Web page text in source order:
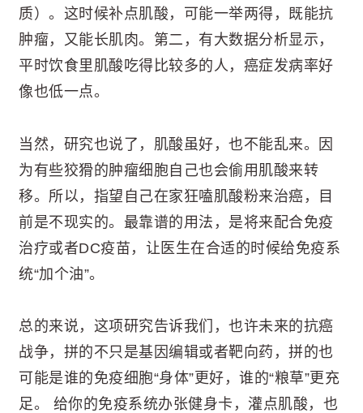
质）。这时候补点肌酸，可能一举两得，既能抗
肿瘤，又能长肌肉。第二，有大数据分析显示，
平时饮食里肌酸吃得比较多的人，癌症发病率好
像也低一点。
当然，研究也说了，肌酸虽好，也不能乱来。因
为有些狡猾的肿瘤细胞自己也会偷用肌酸来转
移。所以，指望自己在家狂嗑肌酸粉来治癌，目
前是不现实的。最靠谱的用法，是将来配合免疫
治疗或者DC疫苗，让医生在合适的时候给免疫系
统“加个油”。
总的来说，这项研究告诉我们，也许未来的抗癌
战争，拼的不只是基因编辑或者靶向药，拼的也
可能是谁的免疫细胞“身体”更好，谁的“粮草”更充
足。 给你的免疫系统办张健身卡，灌点肌酸，也